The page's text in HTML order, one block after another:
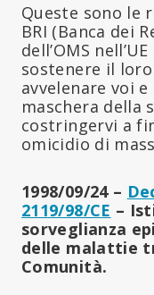
Queste sono le
BRI (Banca dei
dell’OMS
sostenere il
avvelenare voi
maschera della
costringervi a
omicidio di
1998/09/24 –
2119/98/CE –
sorveglianza
delle malattie
Comunità.